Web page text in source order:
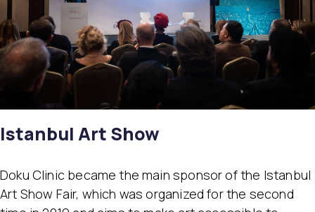
Istanbul Art Show
Doku Clinic became the main sponsor of the Istanbul
Art Show Fair, which was organized for the second